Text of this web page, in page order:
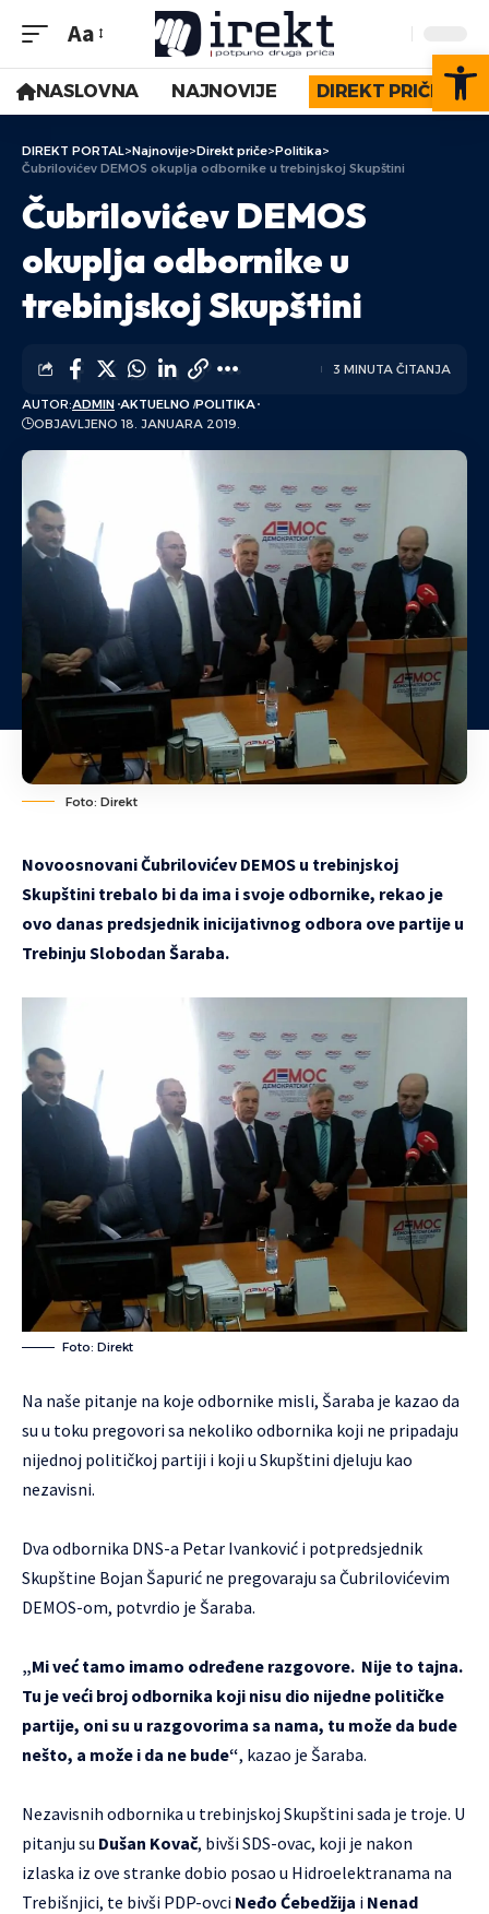
Aa
NASLOVNA NAJNOVIJE DIREKT PRIČE
DIREKT PORTAL>Najnovije>Direkt priče>Politika>
Čubrilovićev DEMOS okuplja odbornike u trebinjskoj Skupštini
Čubrilovićev DEMOS
okuplja odbornike u
trebinjskoj Skupštini
AUTOR:ADMIN AKTUELNO POLITIKA
OBJAVLJENO 18. JANUARA 2019.
3 MINUTA ČITANJA
Foto: Direkt
Novoosnovani Čubrilovićev DEMOS u trebinjskoj
Skupštini trebalo bi da ima i svoje odbornike, rekao je
ovo danas predsjednik inicijativnog odbora ove partije u
Trebinju Slobodan Šaraba.
Foto: Direkt
Na naše pitanje na koje odbornike misli, Šaraba je kazao da
su u toku pregovori sa nekoliko odbornika koji ne pripadaju
nijednoj političkoj partiji i koji u Skupštini djeluju kao
nezavisni.
Dva odbornika DNS-a Petar Ivanković i potpredsjednik
Skupštine Bojan Šapurić ne pregovaraju sa Čubrilovićevim
DEMOS-om, potvrdio je Šaraba.
„Mi već tamo imamo određene razgovore. Nije to tajna.
Tu je veći broj odbornika koji nisu dio nijedne političke
partije, oni su u razgovorima sa nama, tu može da bude
nešto, a može i da ne bude“, kazao je Šaraba.
Nezavisnih odbornika u trebinjskoj Skupštini sada je troje. U
pitanju su Dušan Kovač, bivši SDS-ovac, koji je nakon
izlaska iz ove stranke dobio posao u Hidroelektranama na
Trebišnjici, te bivši PDP-ovci Neđo Ćebedžija i Nenad